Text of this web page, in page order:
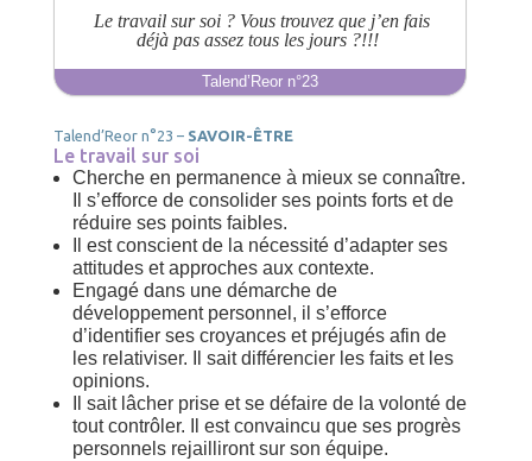
 Le travail sur soi ? Vous trouvez que j’en fais
déjà pas assez tous les jours ?!!! 
Talend’Reor n°23
Talend’Reor n°23 – SAVOIR-ÊTRE
Le travail sur soi
Cherche en permanence à mieux se connaître.
Il s’efforce de consolider ses points forts et de
réduire ses points faibles.
Il est conscient de la nécessité d’adapter ses
attitudes et approches aux contexte.
Engagé dans une démarche de
développement personnel, il s’efforce
d’identifier ses croyances et préjugés afin de
les relativiser. Il sait différencier les faits et les
opinions.
Il sait lâcher prise et se défaire de la volonté de
tout contrôler. Il est convaincu que ses progrès
personnels rejailliront sur son équipe.